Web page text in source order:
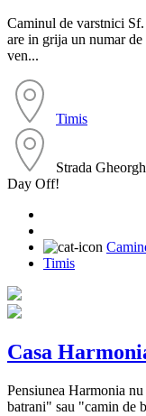
Caminul de varstnici
are in grija un numar
ven...
Timis
Strada
Day Off!
Timis
Casa
Pensiunea Harmonia
batrani" sau "camin de